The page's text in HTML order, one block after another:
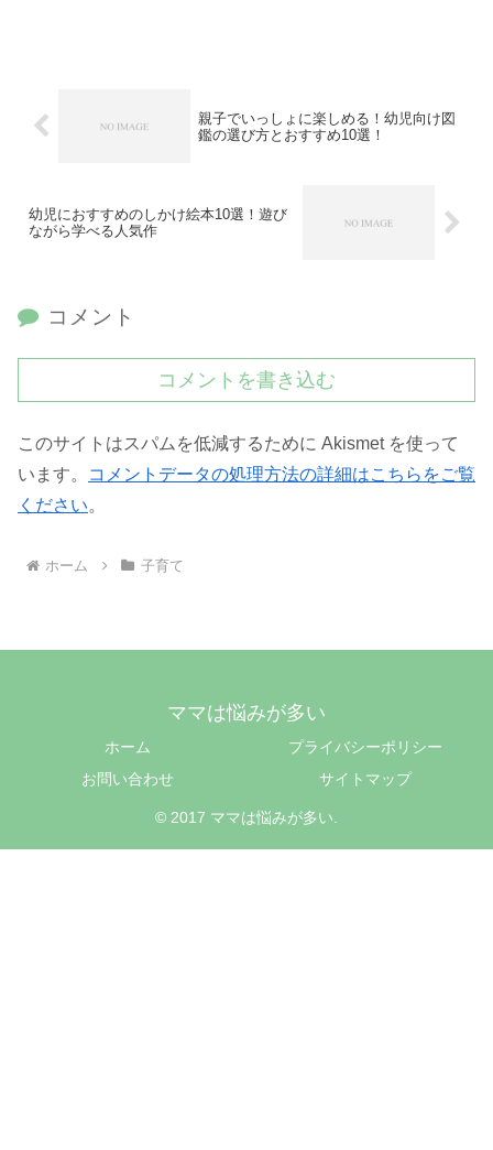
親子でいっしょに楽しめる！幼児向け図
鑑の選び方とおすすめ10選！
幼児におすすめのしかけ絵本10選！遊び
ながら学べる人気作
コメント
コメントを書き込む
このサイトはスパムを低減するために Akismet を使って
います。
コメントデータの処理方法の詳細はこちらをご覧
ください。
ホーム 子育て
ママは悩みが多い
ホーム
プライバシーポリシー
お問い合わせ
サイトマップ
© 2017 ママは悩みが多い.